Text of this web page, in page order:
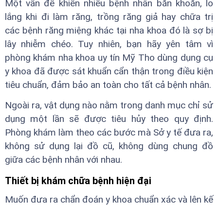
Một vấn đề khiến nhiều bệnh nhân băn khoăn, lo
lắng khi đi làm răng, trồng răng giả hay chữa trị
các bệnh răng miệng khác tại nha khoa đó là sợ bị
lây nhiễm chéo. Tuy nhiên, bạn hãy yên tâm vì
phòng khám nha khoa uy tín Mỹ Tho dùng dụng cụ
y khoa đã được sát khuẩn cẩn thận trong điều kiện
tiêu chuẩn, đảm bảo an toàn cho tất cả bệnh nhân.
Ngoài ra, vật dụng nào nằm trong danh mục chỉ sử
dụng một lần sẽ được tiêu hủy theo quy định.
Phòng khám làm theo các bước mà Sở y tế đưa ra,
không sử dụng lại đồ cũ, không dùng chung đồ
giữa các bệnh nhân với nhau.
Thiết bị khám chữa bệnh hiện đại
Muốn đưa ra chẩn đoán y khoa chuẩn xác và lên kế